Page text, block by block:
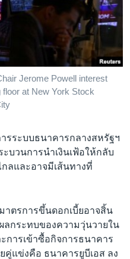
Jerome Powell interest
floor at New York Stock
รระบบธนาคารกลางสหรัฐฯ
บวนการนำเงินเฟ้อให้กลับ
ลและอาจมีเส้นทางที่
ตรการขึ้นดอกเบี้ยอาจสิ้น
ลกระทบของความวุ่นวายใน
การเข้าซื้อกิจการธนาคาร
คู่แข่งคือ ธนาคารยูบีเอส ลง